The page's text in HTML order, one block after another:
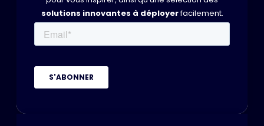
solutions innovantes à déployerfacilement.